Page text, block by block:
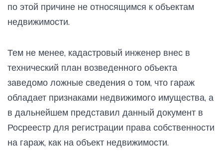
по этой причине не относящимся к объектам
недвижимости.
Тем не менее, кадастровый инженер внес в
технический план возведенного объекта
заведомо ложные сведения о том, что гараж
обладает признаками недвижимого имущества, а
в дальнейшем представил данный документ в
Росреестр для регистрации права собственности
на гараж, как на объект недвижимости.